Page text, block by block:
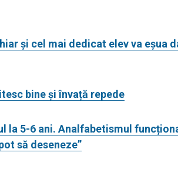
și cel mai dedicat elev va eșua
bine și învață repede
la 5-6 ani. Analfabetismul
să deseneze”